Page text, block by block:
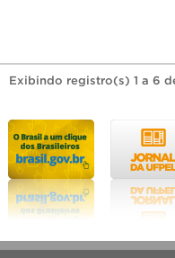
Exibindo registro(s) 1 a 6